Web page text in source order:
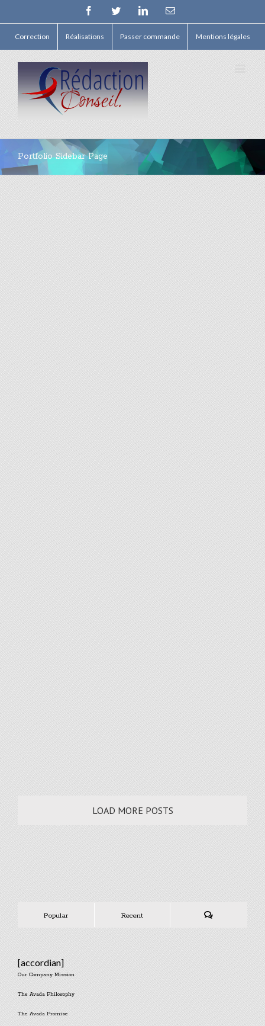
FacebookTwitterLinkedinEmail
Correction Réalisations Passer commande Mentions légales
Portfolio Sidebar Page
LOAD MORE POSTS
Popular Recent
Comments
[accordian]
Our Company Mission
The Avada Philosophy
The Avada Promise